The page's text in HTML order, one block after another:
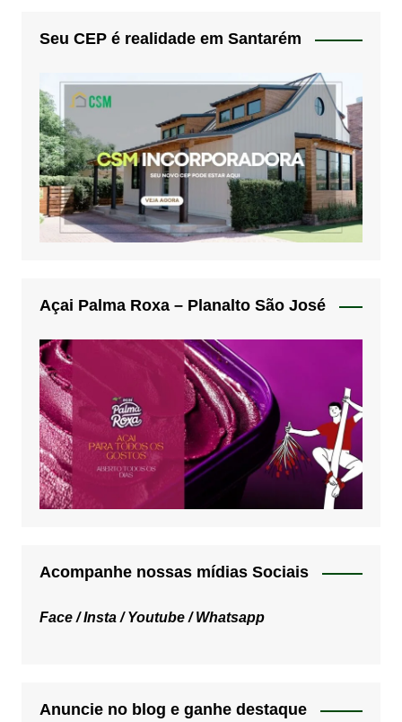
Seu CEP é realidade em Santarém
Açai Palma Roxa – Planalto São José
Acompanhe nossas mídias Sociais
Face /Insta /Youtube /Whatsapp
Anuncie no blog e ganhe destaque